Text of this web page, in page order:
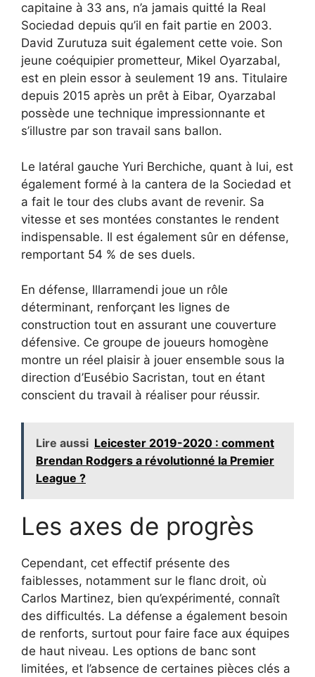
capitaine à 33 ans, n’a jamais quitté la Real
Sociedad depuis qu’il en fait partie en 2003.
David Zurutuza suit également cette voie. Son
jeune coéquipier prometteur, Mikel Oyarzabal,
est en plein essor à seulement 19 ans. Titulaire
depuis 2015 après un prêt à Eibar, Oyarzabal
possède une technique impressionnante et
s’illustre par son travail sans ballon.
Le latéral gauche Yuri Berchiche, quant à lui, est
également formé à la cantera de la Sociedad et
a fait le tour des clubs avant de revenir. Sa
vitesse et ses montées constantes le rendent
indispensable. Il est également sûr en défense,
remportant 54 % de ses duels.
En défense, Illarramendi joue un rôle
déterminant, renforçant les lignes de
construction tout en assurant une couverture
défensive. Ce groupe de joueurs homogène
montre un réel plaisir à jouer ensemble sous la
direction d’Eusébio Sacristan, tout en étant
conscient du travail à réaliser pour réussir.
Lire aussi Leicester 2019-2020 : comment
Brendan Rodgers a révolutionné la Premier
League ?
Les axes de progrès
Cependant, cet effectif présente des
faiblesses, notamment sur le flanc droit, où
Carlos Martinez, bien qu’expérimenté, connaît
des difficultés. La défense a également besoin
de renforts, surtout pour faire face aux équipes
de haut niveau. Les options de banc sont
limitées, et l’absence de certaines pièces clés a